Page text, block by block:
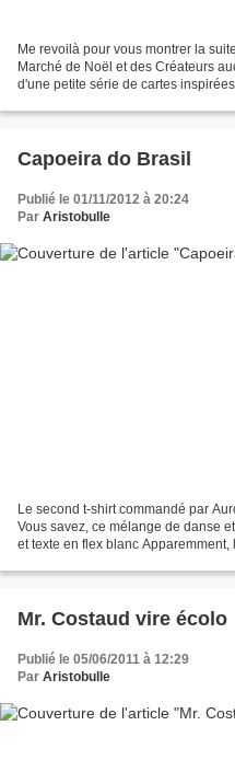
Me revoilà pour vous montrer la
Marché de Noël et des Créateurs
d'une petite série de cartes
Capoeira do Brasil
Publié le 01/11/2012 à 20:24
Par Aristobulle
Le second t-shirt commandé par
Vous savez, ce mélange de danse
et texte en flex blanc
Mr. Costaud vire écolo
Publié le 05/06/2011 à 12:29
Par Aristobulle